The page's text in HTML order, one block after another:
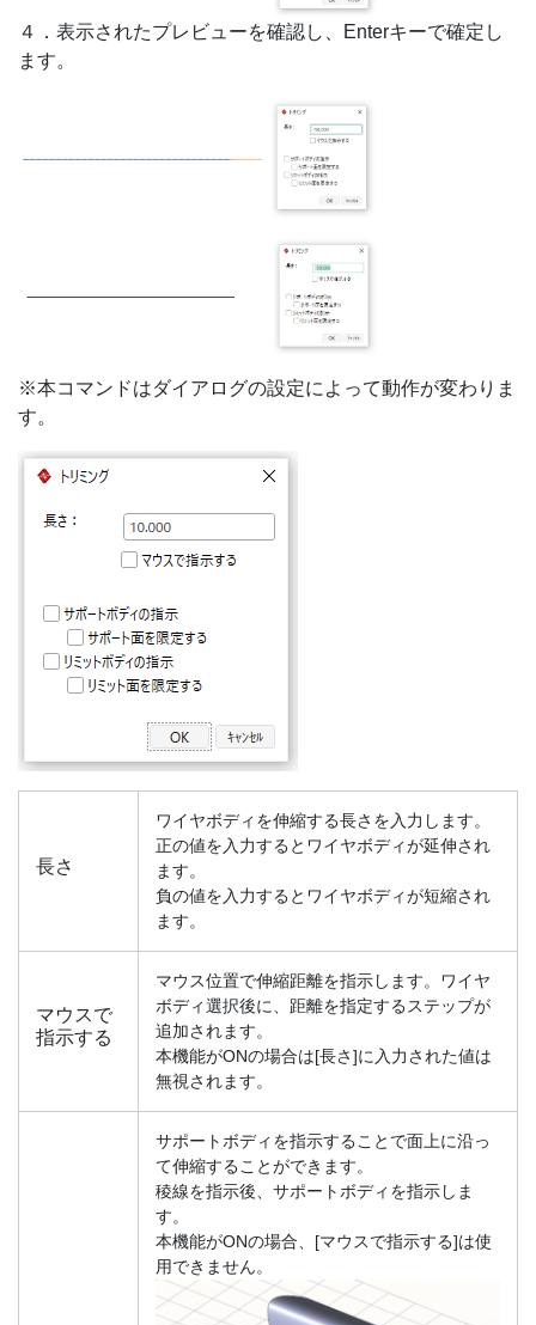
４．表示されたプレビューを確認し、Enterキーで確定し
ます。
※本コマンドはダイアログの設定によって動作が変わりま
す。
長さ
ワイヤボディを伸縮する長さを入力します。
正の値を入力するとワイヤボディが延伸され
ます。
負の値を入力するとワイヤボディが短縮され
ます。
マウスで
指示する
マウス位置で伸縮距離を指示します。ワイヤ
ボディ選択後に、距離を指定するステップが
追加されます。
本機能がONの場合は[長さ]に入力された値は
無視されます。
サポートボディを指示することで面上に沿っ
て伸縮することができます。
稜線を指示後、サポートボディを指示しま
す。
本機能がONの場合、[マウスで指示する]は使
用できません。